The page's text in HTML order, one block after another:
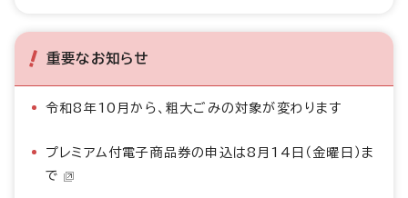
重要なお知らせ
令和8年10月から、粗大ごみの対象が変わります
プレミアム付電子商品券の申込は8月14日（金曜日）ま
で